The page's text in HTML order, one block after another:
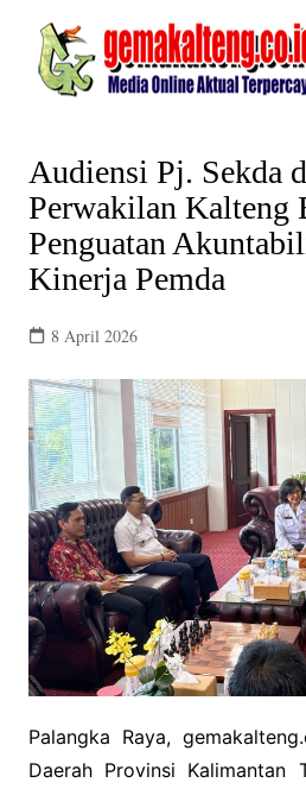
content
Audiensi Pj. Sekda
Perwakilan Kalteng
Penguatan
Kinerja Pemda
8 April 2026
Palangka Raya,
Daerah Provinsi Kalimantan